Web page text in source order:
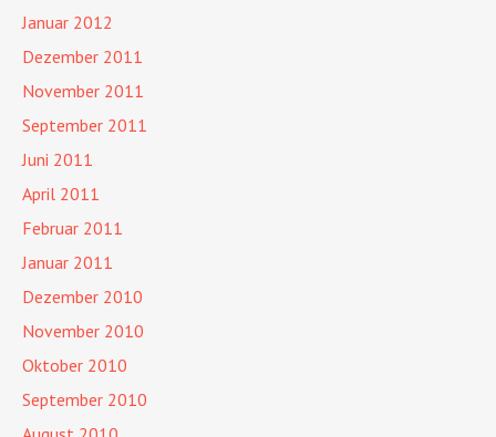
Januar 2012
Dezember 2011
November 2011
September 2011
Juni 2011
April 2011
Februar 2011
Januar 2011
Dezember 2010
November 2010
Oktober 2010
September 2010